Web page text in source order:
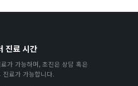
진료 시간
가 가능하며, 초진은 상담 혹은
진료가 가능합니다.